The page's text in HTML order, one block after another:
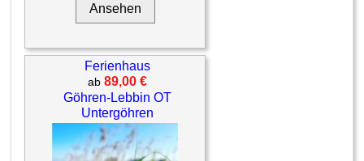
Ansehen
Ferienhaus
ab 89,00 €
Göhren-Lebbin OT
Untergöhren